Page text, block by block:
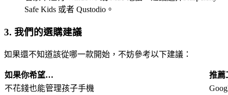
Safe Kids 或者 Qustodio。
3. 我們的選購建議
如果還不知道該從哪一款開始，不妨參考以下建議：
如果你希望…
推薦
不花錢也能管理孩子手機